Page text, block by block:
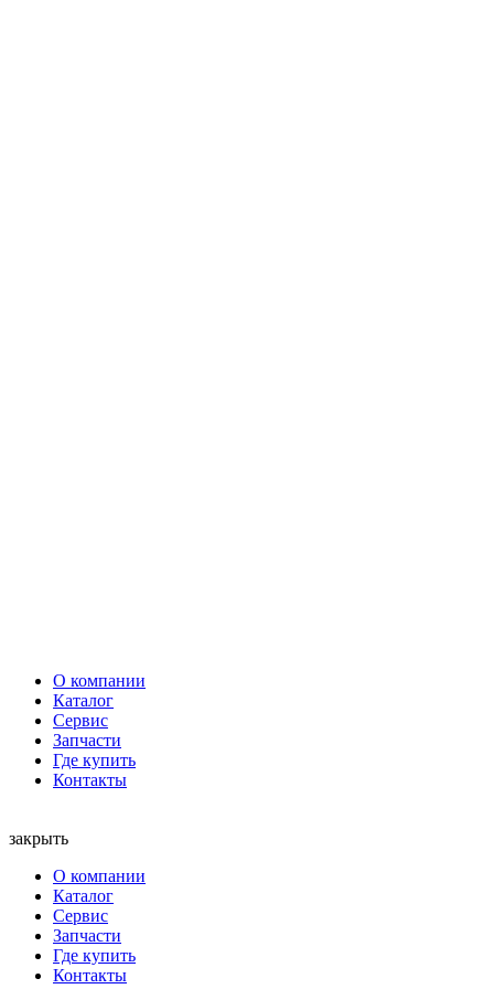
О компании
Каталог
Сервис
Запчасти
Где купить
Контакты
закрыть
О компании
Каталог
Сервис
Запчасти
Где купить
Контакты